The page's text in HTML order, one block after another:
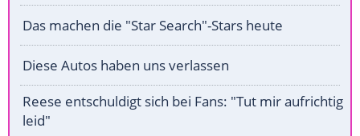
Das machen die "Star Search"-Stars heute
Diese Autos haben uns verlassen
Reese entschuldigt sich bei Fans: "Tut mir aufrichtig
leid"